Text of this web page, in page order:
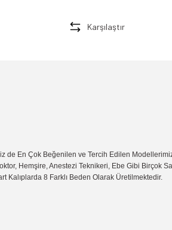
Karşılaştır
En Çok Beğenilen ve Tercih Edilen
Hemşire, Anestezi Teknikeri, Ebe Gibi Birçok
Kalıplarda 8 Farklı Beden Olarak Üretilmektedir.